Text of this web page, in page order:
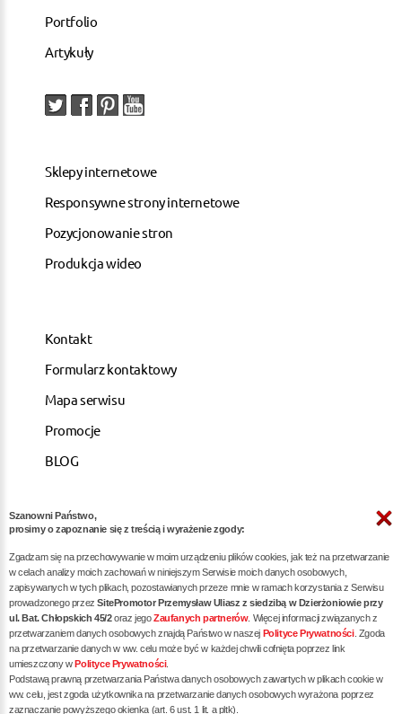
Portfolio
Artykuły
Sklepy internetowe
Responsywne strony internetowe
Pozycjonowanie stron
Produkcja wideo
Kontakt
Formularz kontaktowy
Mapa serwisu
Promocje
BLOG
ARTYKUŁY
Pozycjonowanie dla kancelarii notarialnych -
skuteczna promocja w internecie
Skuteczne Pozycjonowanie, Marketing internetowy i
Reklama dla Siłowni oraz Trenerów Personalnych
Pozycjonowanie / reklama dla dietetyka - zwiększ
liczbę pacjentów poprzez skuteczne SEO
Szanowni Państwo,
prosimy o zapoznanie się z treścią i wyrażenie zgody:
Zgadzam się na przechowywanie w moim urządzeniu plików cookies, jak też na przetwarzanie
w celach analizy moich zachowań w niniejszym Serwisie moich danych osobowych,
zapisywanych w tych plikach, pozostawianych przeze mnie w ramach korzystania z Serwisu
prowadzonego przezSitePromotor Przemysław Uliasz z siedzibą w Dzierżoniowie przy
ul. Bat. Chłopskich 45/2oraz jegoZaufanych partnerów. Więcej informacji związanych z
przetwarzaniem danych osobowych znajdą Państwo w naszej Polityce Prywatności. Zgoda
na przetwarzanie danych w ww. celu może być w każdej chwili cofnięta poprzez link
umieszczony wPolityce Prywatności.
Podstawą prawną przetwarzania Państwa danych osobowych zawartych w plikach cookie w
ww. celu, jest zgoda użytkownika na przetwarzanie danych osobowych wyrażona poprzez
zaznaczanie powyższego okienka (art. 6 ust. 1 lit. a pltk).